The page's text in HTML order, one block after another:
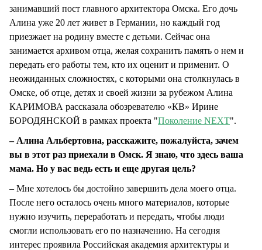
занимавший пост главного архитектора Омска. Его дочь
Алина уже 20 лет живет в Германии, но каждый год
приезжает на родину вместе с детьми. Сейчас она
занимается архивом отца, желая сохранить память о нем и
передать его работы тем, кто их оценит и применит. О
неожиданных сложностях, с которыми она столкнулась в
Омске, об отце, детях и своей жизни за рубежом Алина
КАРИМОВА рассказала обозревателю «КВ» Ирине
БОРОДЯНСКОЙ в рамках проекта "Поколение NEXT".
– Алина Альбертовна, расскажите, пожалуйста, зачем
вы в этот раз приехали в Омск. Я знаю, что здесь ваша
мама. Но у вас ведь есть и еще другая цель?
– Мне хотелось бы достойно завершить дела моего отца.
После него осталось очень много материалов, которые
нужно изучить, переработать и передать, чтобы люди
смогли использовать его по назначению. На сегодня
интерес проявила Российская академия архитектуры и